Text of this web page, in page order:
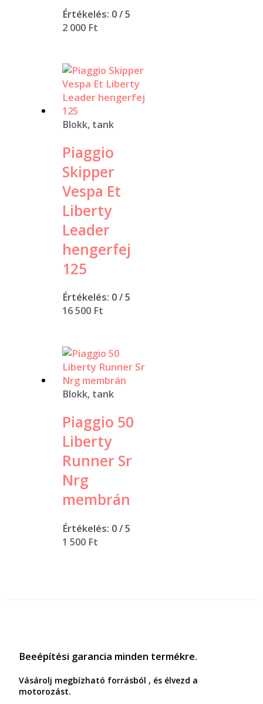
Értékelés: 0/ 5
2 000 Ft
Blokk, tank
Piaggio
Skipper
Vespa Et
Liberty
Leader
hengerfej
125
Értékelés: 0/ 5
16 500 Ft
Blokk, tank
Piaggio 50
Liberty
Runner Sr
Nrg
membrán
Értékelés: 0/ 5
1 500 Ft
Beeépítési garancia minden termékre.
Vásárolj megbízható forrásból , és élvezd a
motorozást.